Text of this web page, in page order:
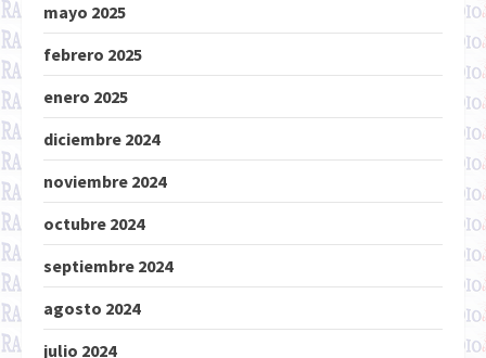
mayo 2025
febrero 2025
enero 2025
diciembre 2024
noviembre 2024
octubre 2024
septiembre 2024
agosto 2024
julio 2024